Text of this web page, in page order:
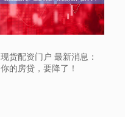
现货配资门户 最新消息：
你的房贷，要降了！